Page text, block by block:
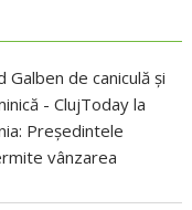
de caniculă și
- ClujToday la
Președintele
vânzarea